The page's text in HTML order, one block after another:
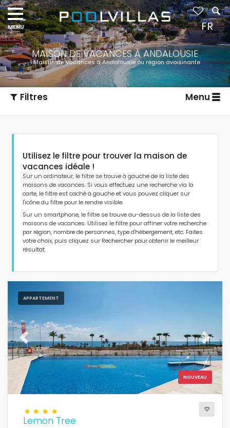
MAISON DE VACANCES À ANDALOUSIE
1 Maison de vacances à Andalousie ou région avoisinante
Filtres Menu
Type d'hébergement
Personnes
Salles de bains
Services populaires
Conditions
Utilisez le filtre pour trouver la maison de
vacances idéale !
Sur un ordinateur, le filtre se trouve à gauche de la liste des
maisons de vacances. Si vous effectuez une recherche via la
carte, le filtre est caché à gauche et vous pouvez cliquer sur
l'icône du filtre pour le rendre visible.
Sur un smartphone, le filtre se trouve au-dessus de la liste des
maisons de vacances. Utilisez le filtre pour affiner votre recherche
par région, nombre de personnes, type d'hébergement, etc. Faites
votre choix, puis cliquez sur Rechercher pour obtenir le meilleur
résultat.
APPARTEMENT
NOUVEAU
Previous Next
Lemon Tree
FR
Navigation
menu